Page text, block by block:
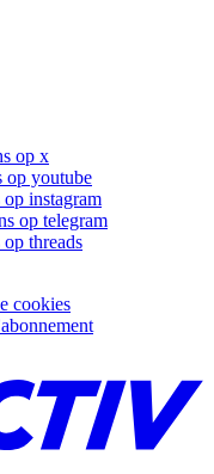
op x
op youtube
instagram
op telegram
threads
cookies